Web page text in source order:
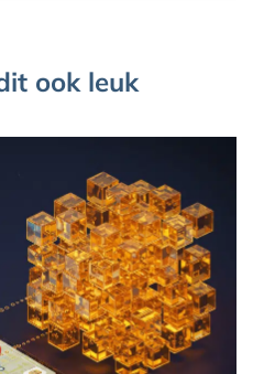
ook leuk